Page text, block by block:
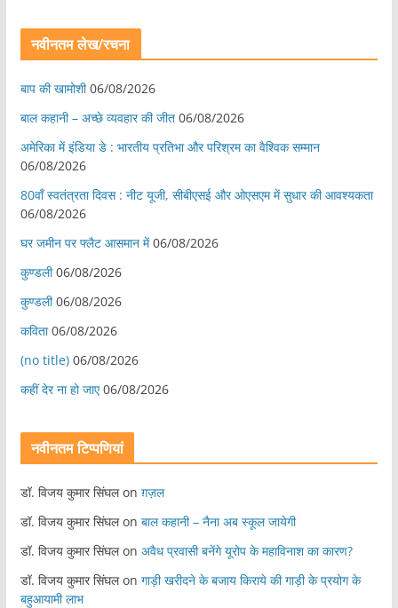
नवीनतम लेख/रचना
बाप की खामोशी 06/08/2026
बाल कहानी – अच्छे व्यवहार की जीत 06/08/2026
अमेरिका में इंडिया डे : भारतीय प्रतिभा और परिश्रम का वैश्विक सम्मान
06/08/2026
80वाँ स्वतंत्रता दिवस : नीट यूजी, सीबीएसई और ओएसएम में सुधार की आवश्यकता
06/08/2026
घर जमीन पर फ्लैट आसमान में 06/08/2026
कुण्डली 06/08/2026
कुण्डली 06/08/2026
कविता 06/08/2026
(no title) 06/08/2026
कहीं देर ना हो जाए 06/08/2026
नवीनतम टिप्पणियां
डॉ. विजय कुमार सिंघलon ग़ज़ल
डॉ. विजय कुमार सिंघलon बाल कहानी – नैना अब स्कूल जायेगी
डॉ. विजय कुमार सिंघलon अवैध प्रवासी बनेंगे यूरोप के महाविनाश का कारण?
डॉ. विजय कुमार सिंघलon गाड़ी खरीदने के बजाय किराये की गाड़ी के प्रयोग के
बहुआयामी लाभ